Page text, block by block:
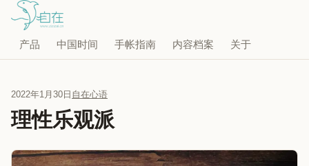
产品 中国时间 手帐指南 内容档案 关于
2022年1月30日 自在心语
理性乐观派